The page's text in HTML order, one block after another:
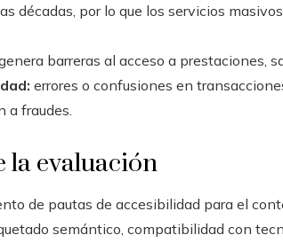
décadas, por lo que los servicios
barreras al acceso a prestaciones,
errores o confusiones en
a fraudes.
la evaluación
de pautas de accesibilidad para el
semántico, compatibilidad con